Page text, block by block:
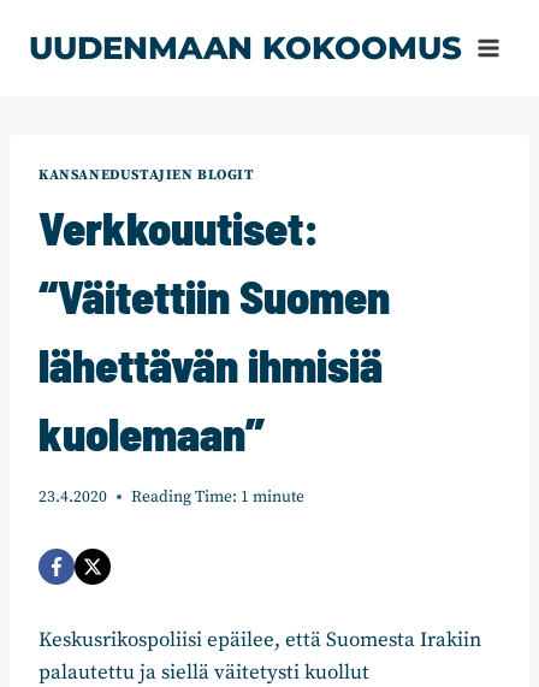
sisältöön
UUDENMAAN KOKOOMUS
KANSANEDUSTAJIEN BLOGIT
Verkkouutiset:
“Väitettiin Suomen
lähettävän ihmisiä
kuolemaan”
23.4.2020 Reading Time: 1 minute
Keskusrikospoliisi epäilee, että Suomesta Irakiin
palautettu ja siellä väitetysti kuollut